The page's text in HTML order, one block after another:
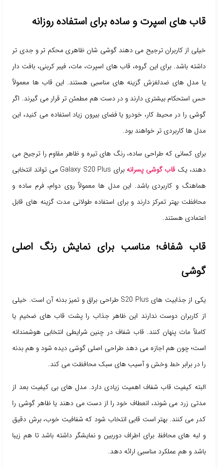
قاب های اسپرت و ساده برای استفاده روزانه
خیلی از کاربران ترجیح می دهند گوشی شان ظاهری محکم تر و جدی تر
داشته باشد. برای این گروه، قاب های اسپرت، مات، فیبر کربنی، بافت دار
یا مدل های ضدلغزش گزینه های مناسبی هستند. این قاب ها معمولاً
حس استحکام بیشتری دارند و در دست هم مطمئن تر قرار می گیرند. اگر
گوشی را در محیط کار، خودرو یا فضای بیرون زیاد استفاده می کنید، این
مدل ها کاربردی تر خواهند بود.
برای کسانی که طراحی ساده، رنگ های تیره و ظاهر مقاوم را ترجیح می
دهند، یک قاب گوشی پسرانه
برای Galaxy S20 Plus می تواند انتخابی
هماهنگ و کاربردی باشد. این مدل ها معمولاً روی دوام، فرم ساده و
محافظت بهتر تمرکز دارند و برای استفاده طولانی مدت گزینه های قابل
اعتمادی هستند.
قاب شفاف؛ مناسب برای نمایش رنگ اصلی
گوشی
یکی از جذابیت های S20 Plus طراحی براق و تمیز بدنه آن است. خیلی
از کاربران دوست ندارند این ظاهر جذاب را پشت قاب های ضخیم یا
کاملاً مات پنهان کنند. قاب شفاف در چنین شرایطی انتخابی هوشمندانه
است؛ چون هم اجازه می دهد طراحی اصلی گوشی دیده شود و هم بدنه
را در برابر خط وخش و آسیب های سبک محافظت می کند.
البته کیفیت قاب شفاف اهمیت زیادی دارد. مدل های بی کیفیت بعد از
مدتی زرد می شوند، انعطاف خود را از دست می دهند یا ظاهر گوشی را
کدر می کنند. بهتر است قابی انتخاب شود که شفافیت خوب، برش دقیق
و لبه های محافظ برای اطراف دوربین و نمایشگر داشته باشد تا هم زیبا
باشد و هم عملکرد مناسبی ارائه دهد.